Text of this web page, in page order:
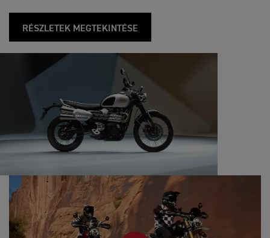
RÉSZLETEK MEGTEKINTÉSE